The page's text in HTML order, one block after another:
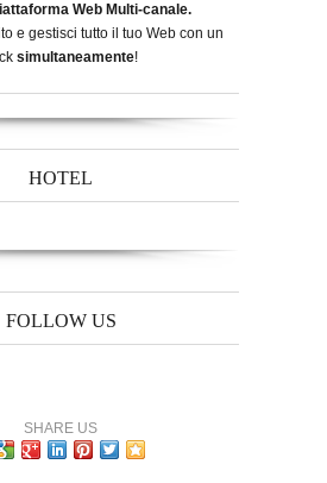
Web Multi-canale.
e gestisci tutto il tuo Web con un
simultaneamente!
HOTEL
FOLLOW US
SHARE US